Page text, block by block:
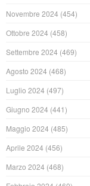
Novembre 2024 (454)
Ottobre 2024 (458)
Settembre 2024 (469)
Agosto 2024 (468)
Luglio 2024 (497)
Giugno 2024 (441)
Maggio 2024 (485)
Aprile 2024 (456)
Marzo 2024 (468)